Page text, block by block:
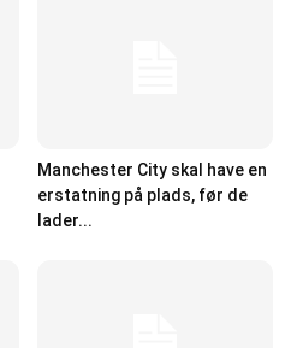
Manchester City skal have en
erstatning på plads, før de
lader...